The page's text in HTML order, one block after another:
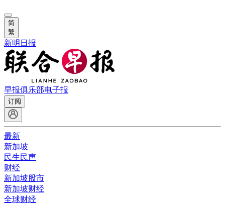
简
繁
新明日报
早报俱乐部电子报
订阅
最新
新加坡
民生民声
财经
新加坡股市
新加坡财经
全球财经